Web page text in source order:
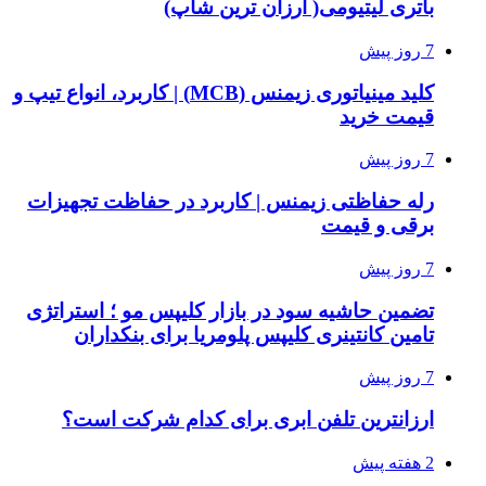
باتری لیتیومی( ارزان ترین شاپ)
7 روز پیش
کلید مینیاتوری زیمنس (MCB) | کاربرد، انواع تیپ و
قیمت خرید
7 روز پیش
رله حفاظتی زیمنس | کاربرد در حفاظت تجهیزات
برقی و قیمت
7 روز پیش
تضمین حاشیه سود در بازار کلیپس مو ؛ استراتژی
تامین کانتینری کلیپس پلومریا برای بنکداران
7 روز پیش
ارزانترین تلفن ابری برای کدام شرکت است؟
2 هفته پیش